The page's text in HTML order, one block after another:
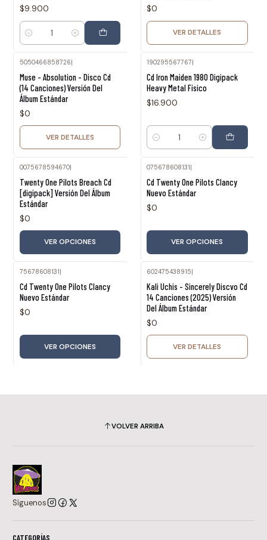
$9.900
Cantidad
$0
VER DETALLES
5050466858726
Muse - Absolution - Disco Cd
(14 Canciones) Versión Del
Álbum Estándar
$0
VER DETALLES
190295567767
Cd Iron Maiden 1980 Digipack
Heavy Metal Físico
$16.900
Cantidad
0075678594670|
Twenty One Pilots Breach Cd
[digipack] Versión Del Álbum
Estándar
$0
VER OPCIONES
075678608131|
Cd Twenty One Pilots Clancy
Nuevo Estándar
$0
VER OPCIONES
75678608131
Cd Twenty One Pilots Clancy
Nuevo Estándar
$0
VER OPCIONES
602475438915
Kali Uchis - Sincerely Discvo Cd
14 Canciones (2025) Versión
Del Álbum Estándar
$0
VER DETALLES
VOLVER ARRIBA
Síguenos
CATEGORÍAS